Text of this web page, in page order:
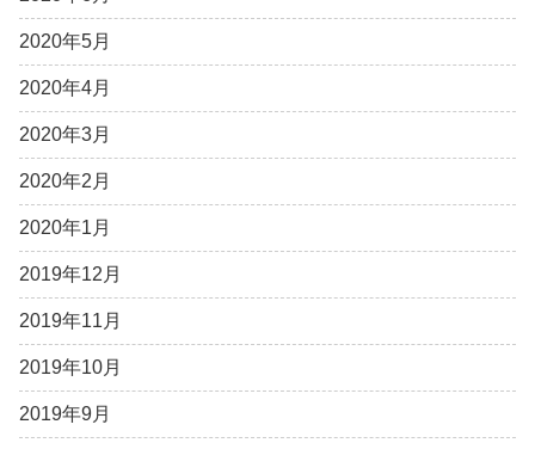
2020年5月
2020年4月
2020年3月
2020年2月
2020年1月
2019年12月
2019年11月
2019年10月
2019年9月